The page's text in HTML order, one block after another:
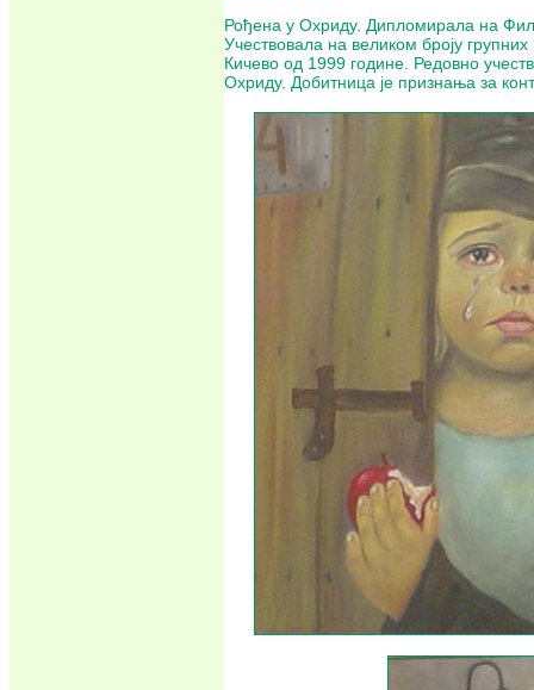
Рођена у Охриду. Дипломирала на
Учествовала на великом броју
Кичево од 1999 године. Редовно
Охриду. Добитница је признања за